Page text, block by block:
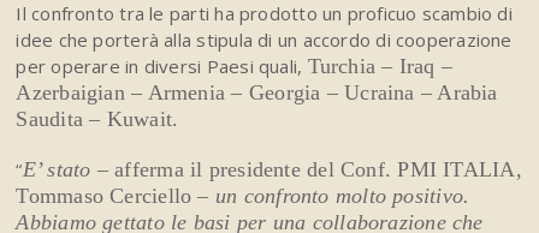
Il confronto tra le parti ha prodotto un proficuo scambio di
idee che porterà alla stipula di un accordo di cooperazione
per operare in diversi Paesi quali, Turchia – Iraq –
Azerbaigian – Armenia – Georgia – Ucraina – Arabia
Saudita – Kuwait.
“E’ stato –afferma il presidente del Conf. PMI ITALIA,
Tommaso Cerciello – un confronto molto positivo.
Abbiamo gettato le basi per una collaborazione che